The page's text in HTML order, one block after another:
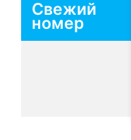
Свежий
номер